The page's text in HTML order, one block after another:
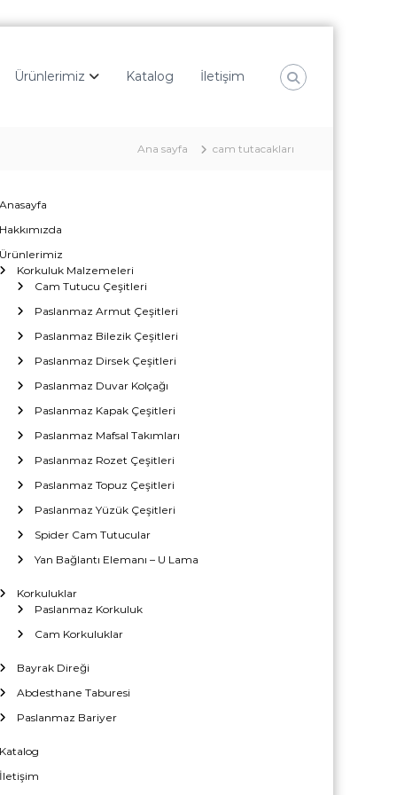
Ürünlerimiz Katalog İletişim
Ana sayfa cam tutacakları
Anasayfa
Hakkımızda
Ürünlerimiz
Korkuluk Malzemeleri
Cam Tutucu Çeşitleri
Paslanmaz Armut Çeşitleri
Paslanmaz Bilezik Çeşitleri
Paslanmaz Dirsek Çeşitleri
Paslanmaz Duvar Kolçağı
Paslanmaz Kapak Çeşitleri
Paslanmaz Mafsal Takımları
Paslanmaz Rozet Çeşitleri
Paslanmaz Topuz Çeşitleri
Paslanmaz Yüzük Çeşitleri
Spider Cam Tutucular
Yan Bağlantı Elemanı – U Lama
Korkuluklar
Paslanmaz Korkuluk
Cam Korkuluklar
Bayrak Direği
Abdesthane Taburesi
Paslanmaz Bariyer
Katalog
İletişim